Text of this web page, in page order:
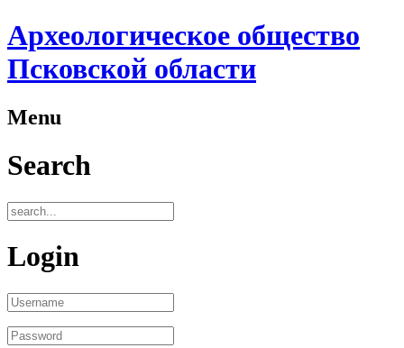
Археологическое общество
Псковской области
Menu
Search
Login